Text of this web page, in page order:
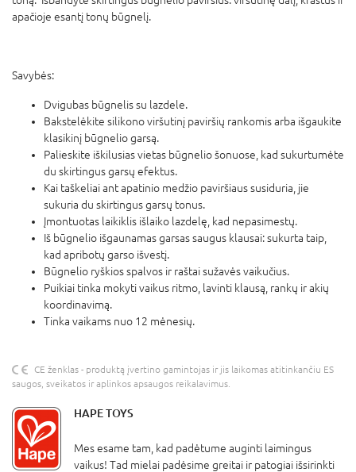
apačioje esantį tonų būgnelį.
Savybės:
Dvigubas būgnelis su lazdele.
Bakstelėkite silikono viršutinį paviršių rankomis arba išgaukite
klasikinį būgnelio garsą.
Palieskite iškilusias vietas būgnelio šonuose, kad sukurtumėte
du skirtingus garsų efektus.
Kai taškeliai ant apatinio medžio paviršiaus susiduria, jie
sukuria du skirtingus garsų tonus.
Įmontuotas laikiklis išlaiko lazdelę, kad nepasimestų.
Iš būgnelio išgaunamas garsas saugus klausai: sukurta taip,
kad apribotų garso išvestį.
Būgnelio ryškios spalvos ir raštai sužavės vaikučius.
Puikiai tinka mokyti vaikus ritmo, lavinti klausą, rankų ir akių
koordinavimą.
Tinka vaikams nuo 12 mėnesių.
CE ženklas - produktą įvertino gamintojas ir jis laikomas atitinkančiu ES
saugos, sveikatos ir aplinkos apsaugos reikalavimus.
HAPE TOYS
Mes esame tam, kad padėtume auginti laimingus
vaikus! Tad mielai padėsime greitai ir patogiai išsirinkti